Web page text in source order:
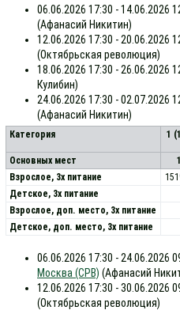
06.06.2026 17:30 - 14.06.2026
(Афанасий Никитин)
12.06.2026 17:30 - 20.06.2026
(Октябрьская революция)
18.06.2026 17:30 - 26.06.2026
Кулибин)
24.06.2026 17:30 - 02.07.2026
(Афанасий Никитин)
Категория 1
Основных мест 1
Взрослое, 3х питание
Детское, 3х питание
Взрослое, доп. место, 3x питание
Детское, доп. место, 3x питание
06.06.2026 17:30 - 24.06.2026
Москва (СРВ) (Афанасий
12.06.2026 17:30 - 30.06.2026
(Октябрьская революция)